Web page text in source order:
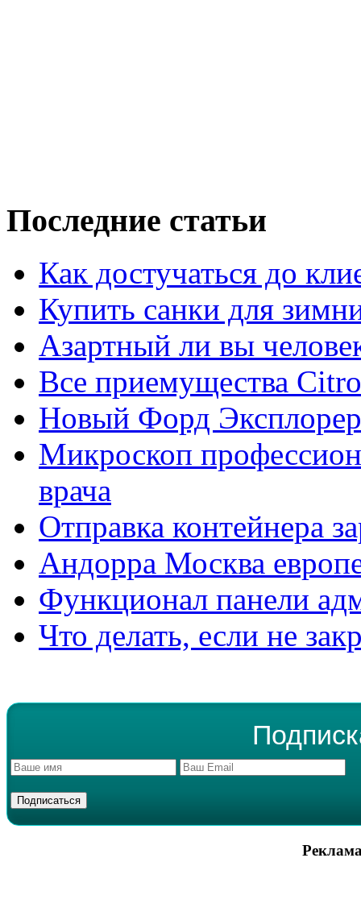
Последние статьи
Как достучаться до
Купить санки для
Азартный ли вы
Все приемущества
Новый Форд
Микроскоп
врача
Отправка контейнера
Андорра Москва
Функционал панели
Что делать, если не